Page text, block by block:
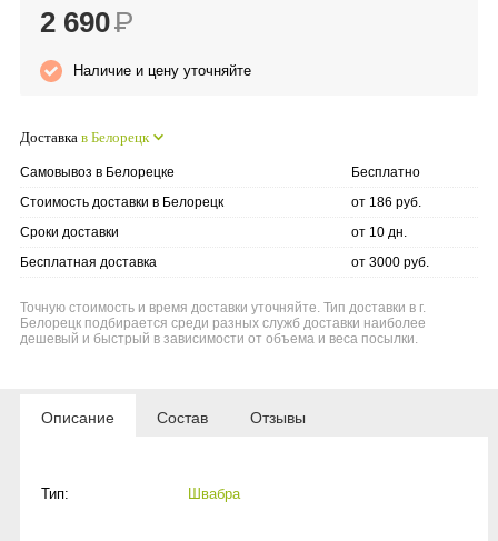
Anny Rey
Intilia
Happy Dew
Enjoy Care
Green Minds
2 690Р
Наличие и цену уточняйте
Доставка в Белорецк
Самовывоз в Белорецке
Бесплатно
Стоимость доставки в Белорецк
от 186 руб.
Сроки доставки
от 10 дн.
Бесплатная доставка
от 3000 руб.
Точную стоимость и время доставки уточняйте. Тип доставки в г.
Белорецк подбирается среди разных служб доставки наиболее
дешевый и быстрый в зависимости от объема и веса посылки.
Описание Состав Отзывы
Тип: Швабра